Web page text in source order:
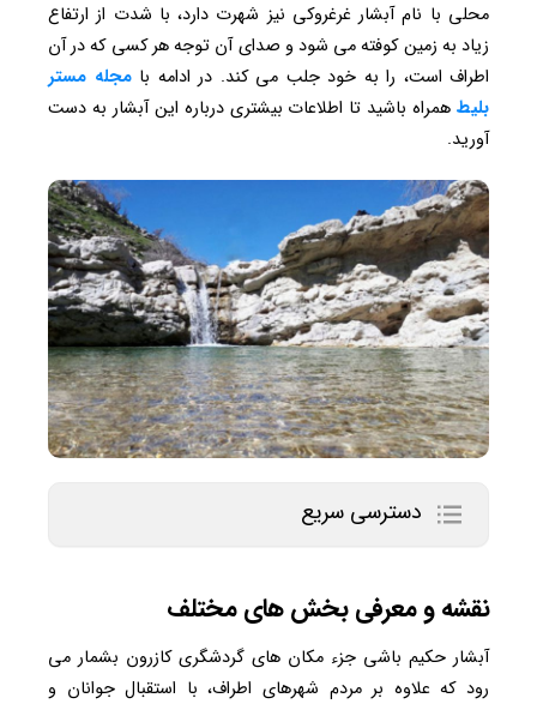
محلی با نام آبشار غرغروکی نیز شهرت دارد، با شدت از ارتفاع
زیاد به زمین کوفته می شود و صدای آن توجه هر کسی که در آن
اطراف است، را به خود جلب می کند. در ادامه بامجله مستر
بلیط همراه باشید تا اطلاعات بیشتری درباره این آبشار به دست
آورید.
دسترسی سریع
نقشه و معرفی بخش های مختلف
آبشار حکیم باشی جزء مکان های گردشگری کازرون بشمار می
رود که علاوه بر مردم شهرهای اطراف، با استقبال جوانان و